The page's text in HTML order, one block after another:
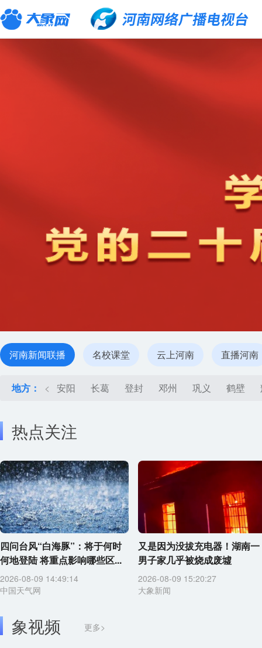
河南新闻联播 名校课堂 云上河南 直播河南
地方： < 安阳 长葛 登封 邓州 巩义 鹤壁
热点关注
四问台风“白海豚”：将于何时
何地登陆 将重点影响哪些区...
2026-08-09 14:49:14
中国天气网
又是因为没拔充电器！湖南一
男子家几乎被烧成废墟
2026-08-09 15:20:27
大象新闻
象视频 更多>